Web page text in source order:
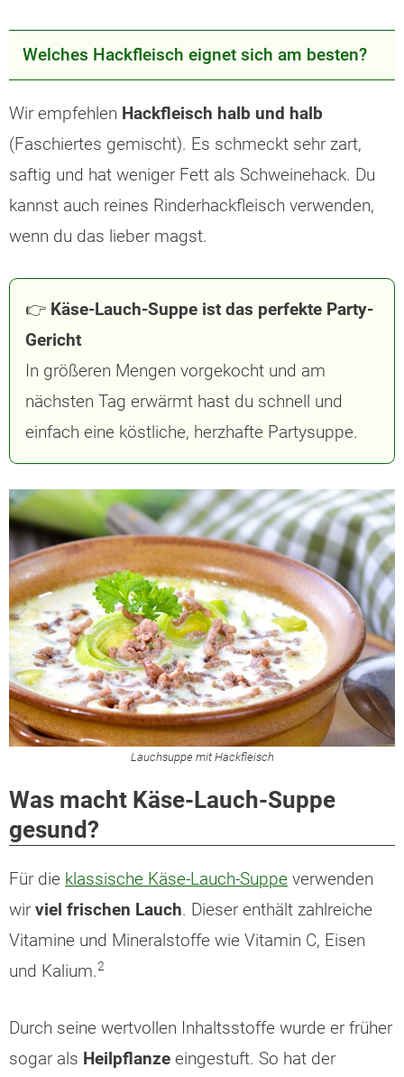
Welches Hackfleisch eignet sich am besten?
Wir empfehlen Hackfleisch halb und halb
(Faschiertes gemischt). Es schmeckt sehr zart,
saftig und hat weniger Fett als Schweinehack. Du
kannst auch reines Rinderhackfleisch verwenden,
wenn du das lieber magst.
👉 Käse-Lauch-Suppe ist das perfekte Party-
Gericht
In größeren Mengen vorgekocht und am
nächsten Tag erwärmt hast du schnell und
einfach eine köstliche, herzhafte Partysuppe.
Lauchsuppe mit Hackfleisch
Was macht Käse-Lauch-Suppe
gesund?
Für die klassische Käse-Lauch-Suppe verwenden
wir viel frischen Lauch. Dieser enthält zahlreiche
Vitamine und Mineralstoffe wie Vitamin C, Eisen
und Kalium.2
Durch seine wertvollen Inhaltsstoffe wurde er früher
sogar als Heilpflanze eingestuft. So hat der